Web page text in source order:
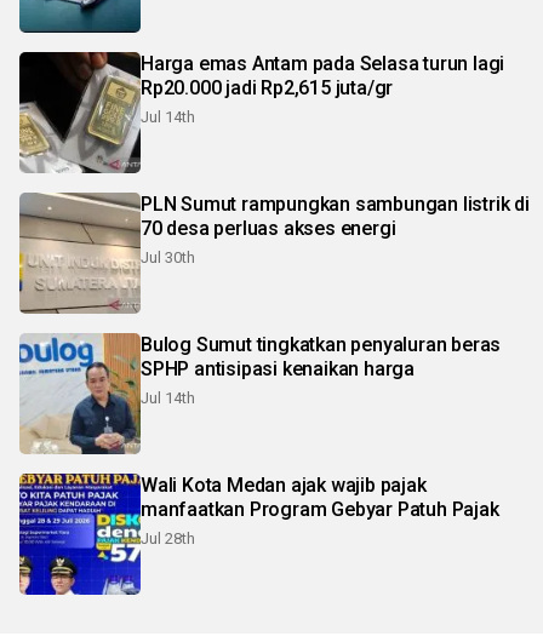
Harga emas Antam pada Selasa turun lagi
Rp20.000 jadi Rp2,615 juta/gr
Jul 14th
PLN Sumut rampungkan sambungan listrik di
70 desa perluas akses energi
Jul 30th
Bulog Sumut tingkatkan penyaluran beras
SPHP antisipasi kenaikan harga
Jul 14th
Wali Kota Medan ajak wajib pajak
manfaatkan Program Gebyar Patuh Pajak
Jul 28th